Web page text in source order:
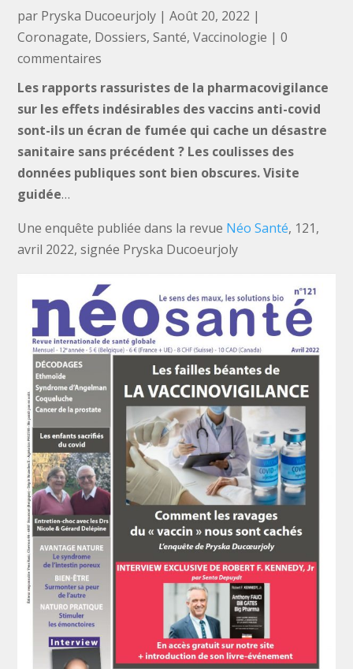
par Pryska Ducoeurjoly |Août 20, 2022 |
Coronagate, Dossiers,Santé,Vaccinologie |0
commentaires
Les rapports rassuristes de la pharmacovigilance
sur les effets indésirables des vaccins anti-covid
sont-ils un écran de fumée qui cache un désastre
sanitaire sans précédent ? Les coulisses des
données publiques sont bien obscures. Visite
guidée…
Une enquête publiée dans la revue Néo Santé, 121,
avril 2022, signée Pryska Ducoeurjoly